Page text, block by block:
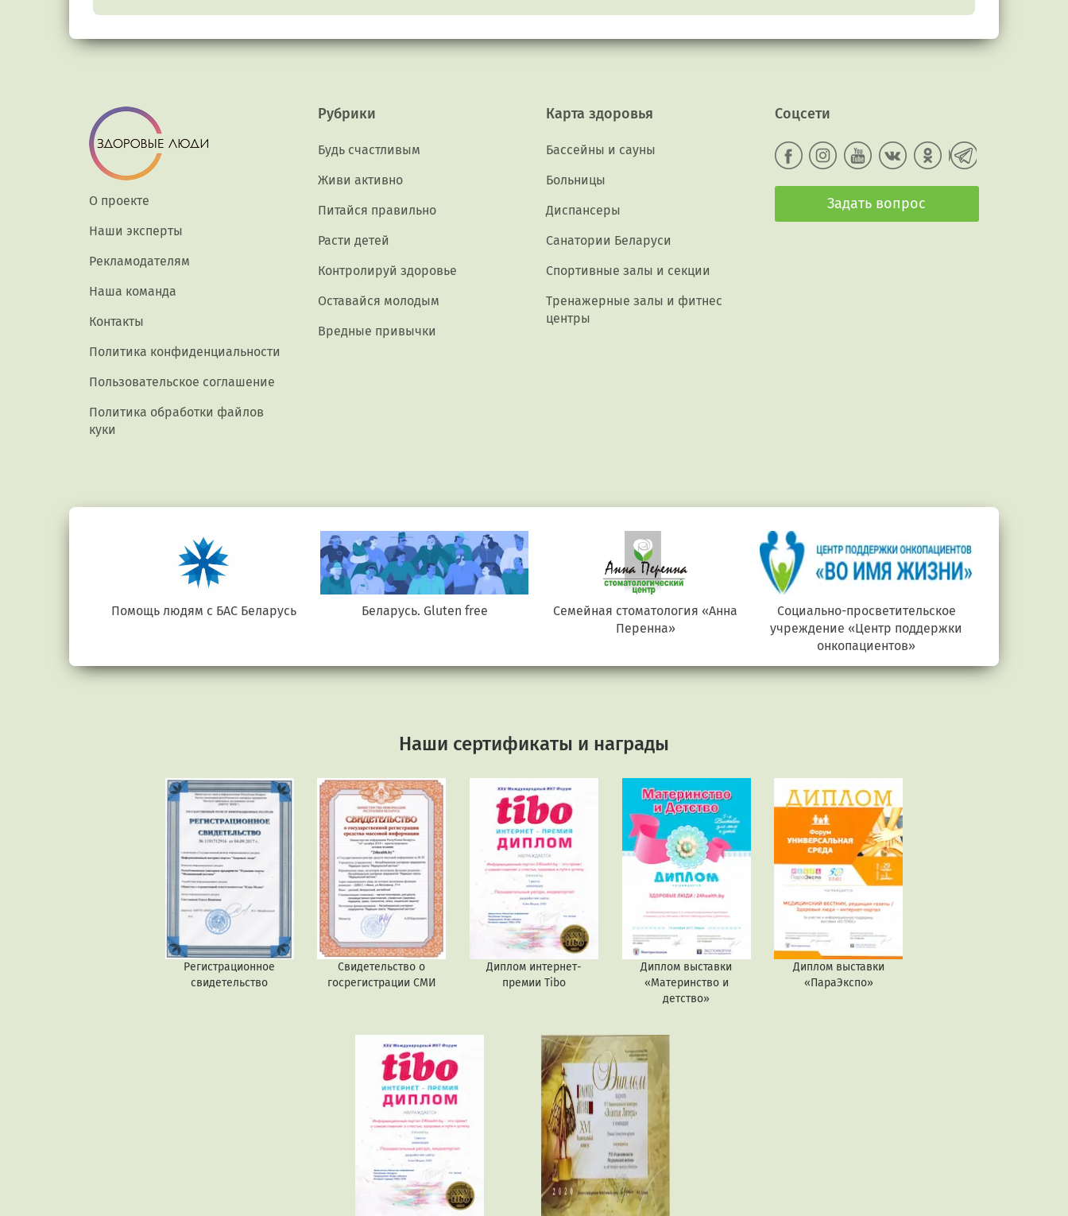
О проекте
Наши эксперты
Рекламодателям
Наша команда
Контакты
Политика конфиденциальности
Пользовательское соглашение
Политика обработки файлов
куки
Рубрики
Будь счастливым
Живи активно
Питайся правильно
Расти детей
Контролируй здоровье
Оставайся молодым
Вредные привычки
Карта здоровья
Бассейны и сауны
Больницы
Диспансеры
Санатории Беларуси
Спортивные залы и секции
Тренажерные залы и фитнес
центры
Соцсети
Задать вопрос
Помощь людям с БАС Беларусь Беларусь. Gluten free
Семейная стоматология «Анна
Перенна»
Социально-просветительское
учреждение «Центр поддержки
онкопациентов»
Наши сертификаты и награды
Регистрационное
свидетельство
Свидетельство о
госрегистрации СМИ
Диплом интернет-
премии Tibo
Диплом выставки
«Материнство и
детство»
Диплом выставки
«ПараЭкспо»